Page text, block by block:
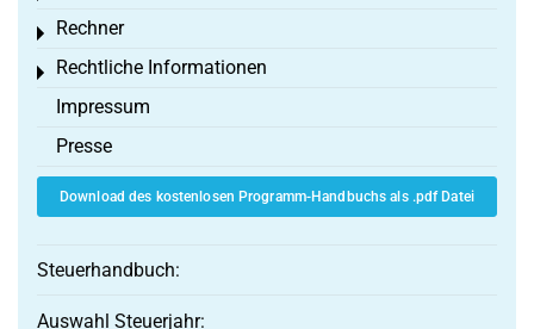
Rechner
Toggle menu
Rechtliche Informationen
Toggle menu
Impressum
Presse
Download des kostenlosen Programm-Handbuchs als .pdf Datei
Steuerhandbuch:
Auswahl Steuerjahr: